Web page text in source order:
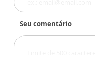
Seu comentário